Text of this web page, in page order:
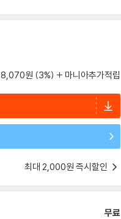
8,070원 (3%) 마니아추가적립
최대 2,000원 즉시할인
무료